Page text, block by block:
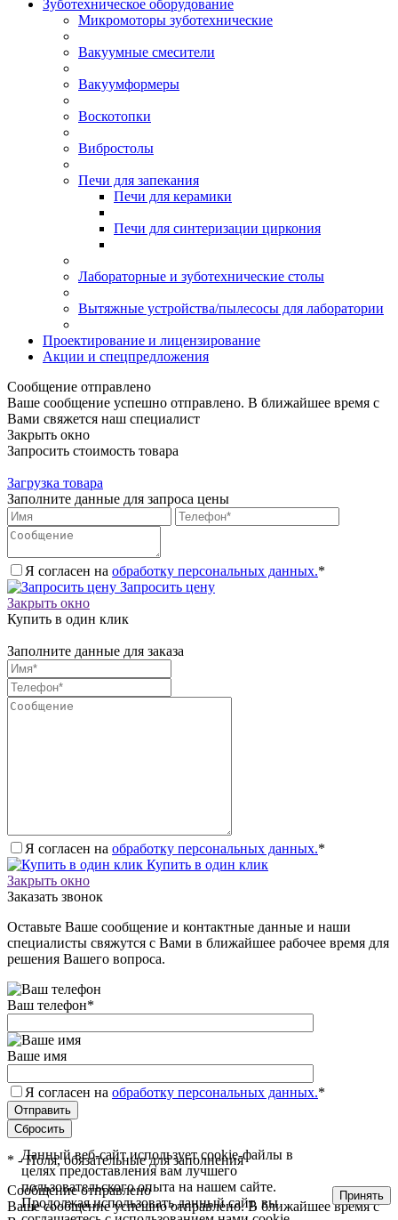
Зуботехническое оборудование
Микромоторы зуботехнические
Вакуумные смесители
Вакуумформеры
Воскотопки
Вибростолы
Печи для запекания
Печи для керамики
Печи для синтеризации циркония
Лабораторные и зуботехнические столы
Вытяжные устройства/пылесосы для лаборатории
Проектирование и лицензирование
Акции и спецпредложения
Сообщение отправлено
Ваше сообщение успешно отправлено. В ближайшее время с
Вами свяжется наш специалист
Закрыть окно
Запросить стоимость товара
Загрузка товара
Заполните данные для запроса цены
Я согласен на обработку персональных данных.*
Запросить цену
Закрыть окно
Купить в один клик
Заполните данные для заказа
Я согласен на обработку персональных данных.*
Купить в один клик
Закрыть окно
Заказать звонок
Оставьте Ваше сообщение и контактные данные и наши
специалисты свяжутся с Вами в ближайшее рабочее время для
решения Вашего вопроса.
Ваш телефон*
Ваше имя
Я согласен на обработку персональных данных.*
* - Поля, обязательные для заполнения
Сообщение отправлено
Ваше сообщение успешно отправлено. В ближайшее время с
Данный веб-сайт использует cookie-файлы в
целях предоставления вам лучшего
пользовательского опыта на нашем сайте.
Продолжая использовать данный сайт, вы
Принять